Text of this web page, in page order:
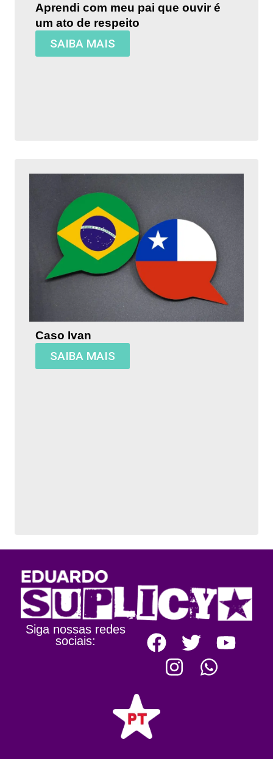
Aprendi com meu pai que ouvir é
um ato de respeito
SAIBA MAIS
Caso Ivan
SAIBA MAIS
Siga nossas redes
sociais: